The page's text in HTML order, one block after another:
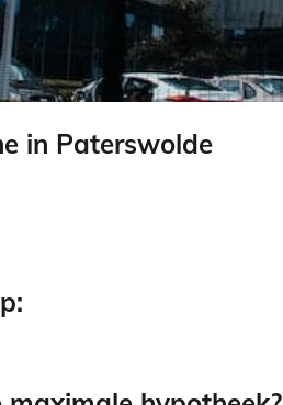
in Paterswolde